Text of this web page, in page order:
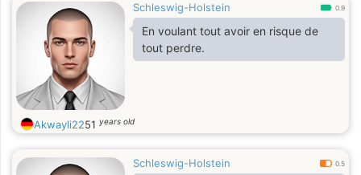
Schleswig-Holstein 0.9
En voulant tout avoir en risque de
tout perdre.
Akwayli2251 years old
Schleswig-Holstein 0.5